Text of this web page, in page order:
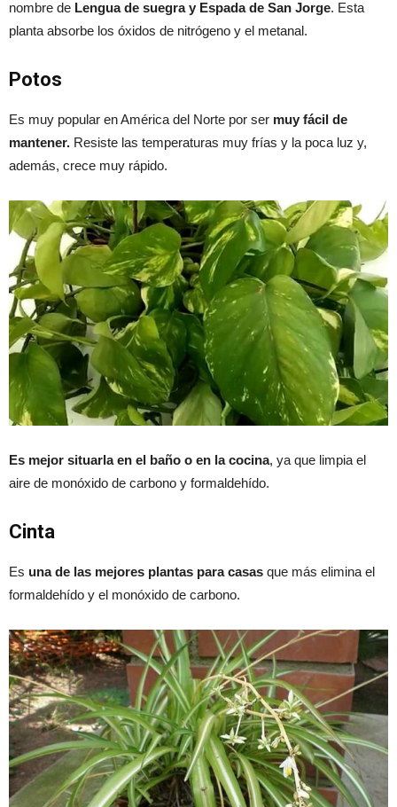
nombre de Lengua de suegra y Espada de San Jorge. Esta
planta absorbe los óxidos de nitrógeno y el metanal.
Potos
Es muy popular en América del Norte por ser muy fácil de
mantener. Resiste las temperaturas muy frías y la poca luz y,
además, crece muy rápido.
Es mejor situarla en el baño o en la cocina, ya que limpia el
aire de monóxido de carbono y formaldehído.
Cinta
Es una de las mejores plantas para casas que más elimina el
formaldehído y el monóxido de carbono.